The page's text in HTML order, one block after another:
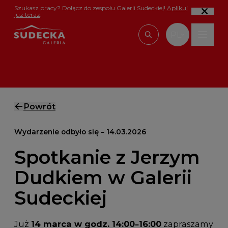
Przejdź do treści
Szukasz pracy? Dołącz do zespołu Galerii Sudeckiej! Aplikuj
już teraz.
Wpisz, czego
Powrót
Wydarzenie odbyło się – 14.03.2026
Spotkanie z Jerzym
Dudkiem w Galerii
Sudeckiej
Już 14 marca w godz. 14:00–16:00zapraszamy